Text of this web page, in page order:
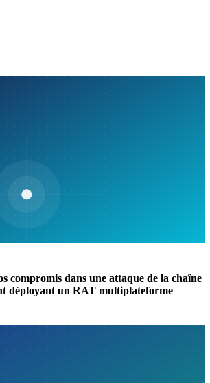
compromis dans une attaque de la chaîne
déployant un RAT multiplateforme